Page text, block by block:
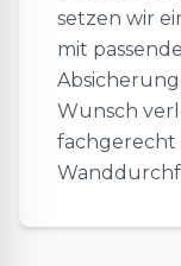
setzen wir
mit
Wunsch
fachgerecht